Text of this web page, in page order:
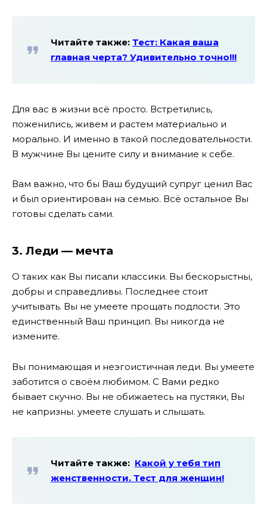
Читайте также: Тест: Какая ваша
главная черта? Удивительно точно!!!
Для вас в жизни всё просто. Встретились,
поженились, живем и растем материально и
морально. И именно в такой последовательности.
В мужчине Вы цените силу и внимание к себе.
Вам важно, что бы Ваш будущий супруг ценил Вас
и был ориентирован на семью. Всё остальное Вы
готовы сделать сами.
3. Леди — мечта
О таких как Вы писали классики. Вы бескорыстны,
добры и справедливы. Последнее стоит
учитывать. Вы не умеете прощать подлости. Это
единственный Ваш принцип. Вы никогда не
измените.
Вы понимающая и неэгоистичная леди. Вы умеете
заботится о своём любимом. С Вами редко
бывает скучно. Вы не обижаетесь на пустяки, Вы
не капризны. умеете слушать и слышать.
Читайте также: Какой у тебя тип
женственности. Тест для женщин!